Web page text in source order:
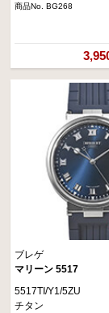
商品No. BG268
ブレゲ
マリーン 5517
5517TI/Y1/5ZU
チタン